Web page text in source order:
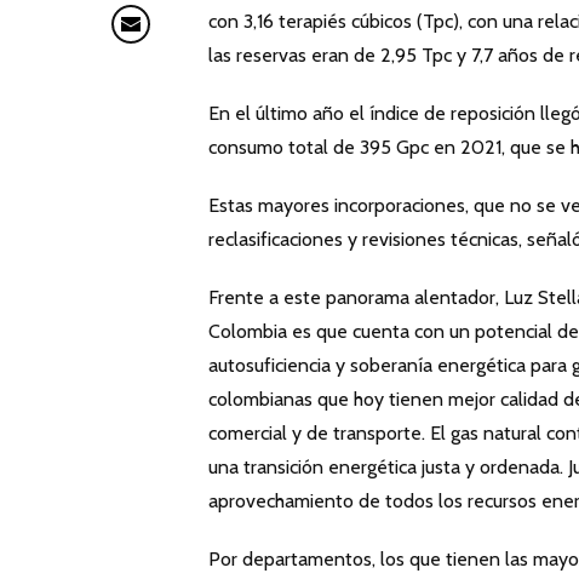
con 3,16 terapiés cúbicos (Tpc), con una
las reservas eran de 2,95 Tpc y 7,7 años de
En el último año el índice de reposición
consumo total de 395 Gpc en 2021, que
Estas mayores incorporaciones, que no se
reclasificaciones y revisiones técnicas,
Frente a este panorama alentador, Luz
Colombia es que cuenta con un potencial
autosuficiencia y soberanía energética
colombianas que hoy tienen mejor calidad
comercial y de transporte. El gas natural
una transición energética justa y ordenada.
aprovechamiento de todos los recursos
Por departamentos, los que tienen las